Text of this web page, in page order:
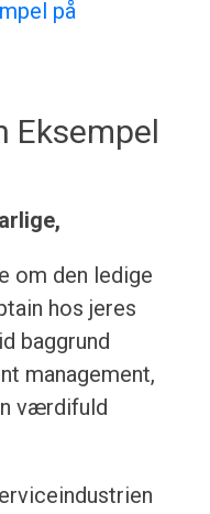
på
Eksempel
om den ledige
hos jeres
baggrund
management,
værdifuld